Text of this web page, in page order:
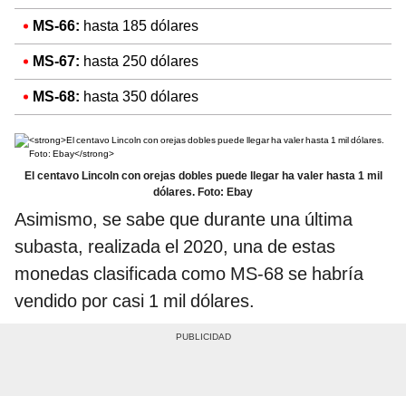
MS-66: hasta 185 dólares
MS-67: hasta 250 dólares
MS-68: hasta 350 dólares
El centavo Lincoln con orejas dobles puede llegar ha valer hasta 1 mil
dólares. Foto: Ebay
Asimismo, se sabe que durante una última
subasta, realizada el 2020, una de estas
monedas clasificada como MS-68 se habría
vendido por casi 1 mil dólares.